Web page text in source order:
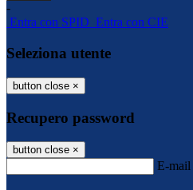
-
Entra con SPID Entra con CIE
Seleziona utente
button close ×
Recupero password
button close ×
E-mail